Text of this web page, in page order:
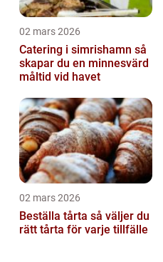
02 mars 2026
Catering i simrishamn så
skapar du en minnesvärd
måltid vid havet
02 mars 2026
Beställa tårta så väljer du
rätt tårta för varje tillfälle